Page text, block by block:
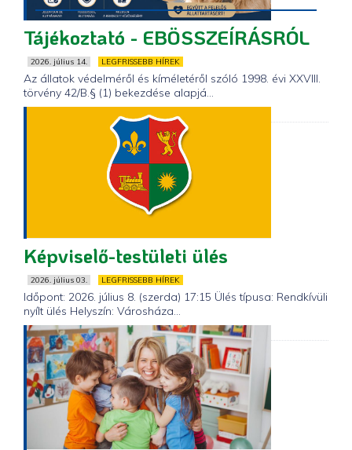
Tájékoztató - EBÖSSZEÍRÁSRÓL
2026. július 14. LEGFRISSEBB HÍREK
Az állatok védelméről és kíméletéről szóló 1998. évi XXVIII.
törvény 42/B.§ (1) bekezdése alapjá...
Képviselő-testületi ülés
2026. július 03. LEGFRISSEBB HÍREK
Időpont: 2026. július 8. (szerda) 17:15 Ülés típusa: Rendkívüli
nyílt ülés Helyszín: Városháza...